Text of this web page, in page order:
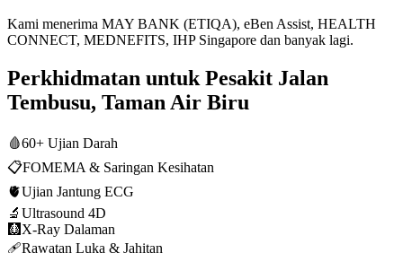
Kami menerima MAY BANK (ETIQA), eBen Assist, HEALTH
CONNECT, MEDNEFITS, IHP Singapore dan banyak lagi.
Perkhidmatan untuk Pesakit Jalan
Tembusu, Taman Air Biru
🩸60+ Ujian Darah
📋FOMEMA & Saringan Kesihatan
🫀Ujian Jantung ECG
🔬 Ultrasound 4D
🩻 X-Ray Dalaman
🩹Rawatan Luka & Jahitan